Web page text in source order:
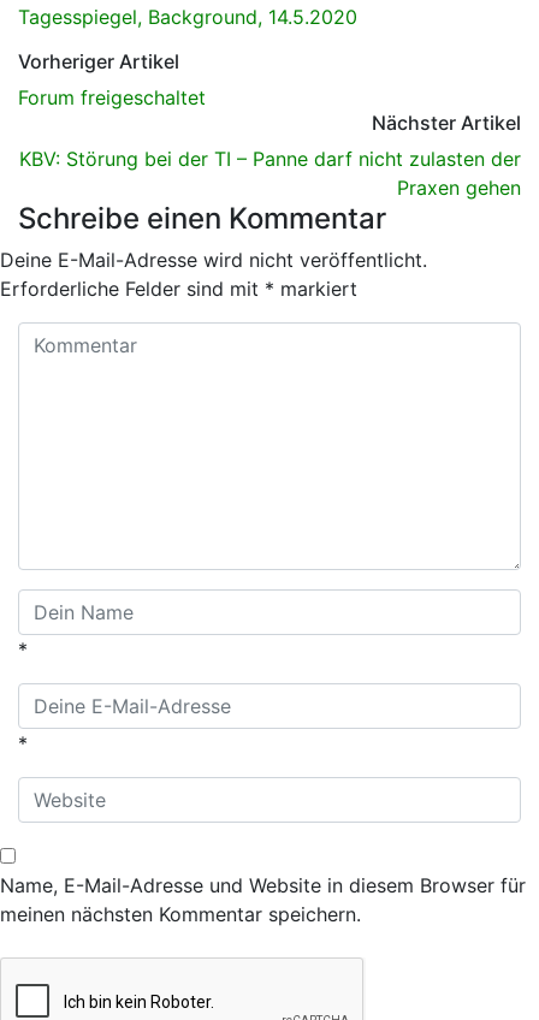
Tagesspiegel, Background, 14.5.2020
Vorheriger Artikel
Forum freigeschaltet
Nächster Artikel
KBV: Störung bei der TI – Panne darf nicht zulasten der
Praxen gehen
Schreibe einen Kommentar
Deine E-Mail-Adresse wird nicht veröffentlicht.
Erforderliche Felder sind mit * markiert
*
*
Name, E-Mail-Adresse und Website in diesem Browser für
meinen nächsten Kommentar speichern.